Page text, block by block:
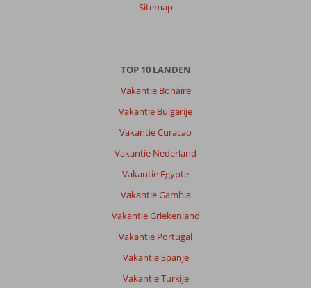
Sitemap
TOP 10 LANDEN
Vakantie Bonaire
Vakantie Bulgarije
Vakantie Curacao
Vakantie Nederland
Vakantie Egypte
Vakantie Gambia
Vakantie Griekenland
Vakantie Portugal
Vakantie Spanje
Vakantie Turkije